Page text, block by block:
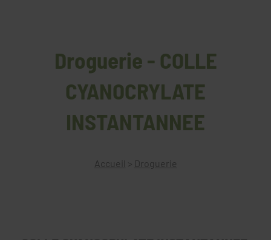
Droguerie - COLLE
CYANOCRYLATE
INSTANTANNEE
Accueil > Droguerie